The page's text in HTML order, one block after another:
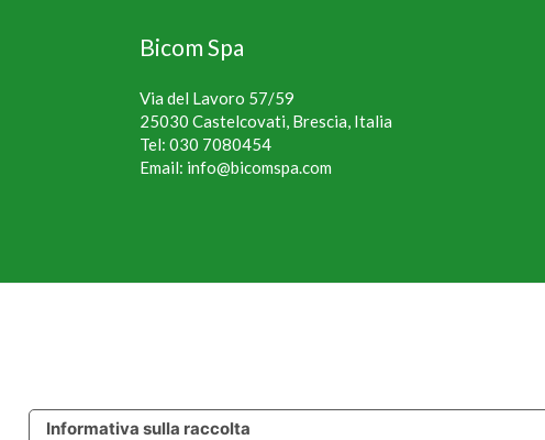
Bicom Spa
Via del Lavoro 57/59
25030 Castelcovati, Brescia, Italia
Tel:030 7080454
Email: info@bicomspa.com
Informativa sulla raccolta